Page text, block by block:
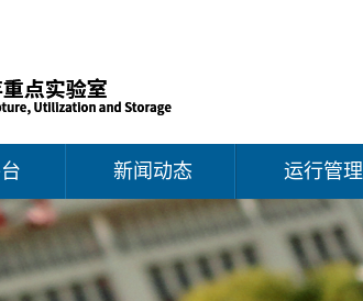
新闻动态 运行管理